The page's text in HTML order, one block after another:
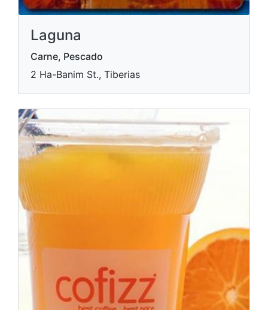
Laguna
Carne, Pescado
2 Ha-Banim St., Tiberias